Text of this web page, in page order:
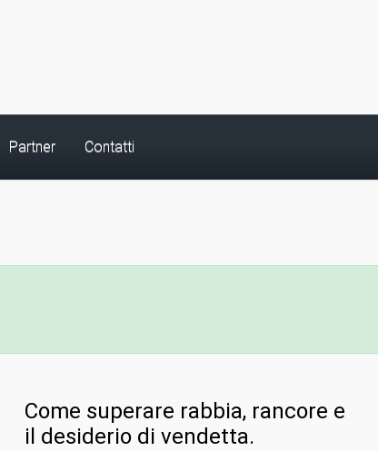
Partner Contatti
Come superare rabbia, rancore e
il desiderio di vendetta.